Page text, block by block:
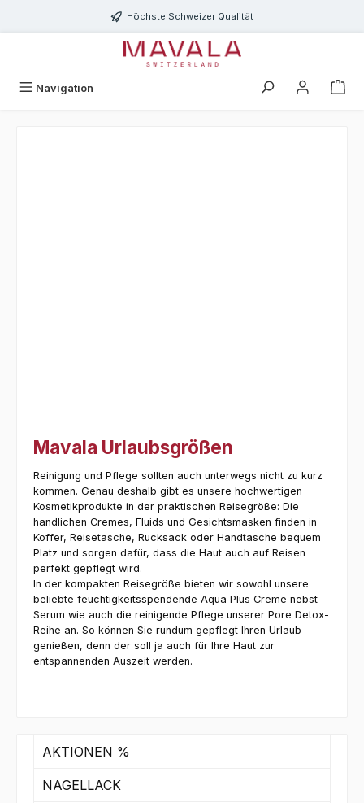
Zum Hauptinhalt springenHöchste Schweizer Qualität
Navigation
Mavala Urlaubsgrößen
Reinigung und Pflege sollten auch unterwegs nicht zu kurz
kommen. Genau deshalb gibt es unsere hochwertigen
Kosmetikprodukte in der praktischen Reisegröße: Die
handlichen Cremes, Fluids und Gesichtsmasken finden in
Koffer, Reisetasche, Rucksack oder Handtasche bequem
Platz und sorgen dafür, dass die Haut auch auf Reisen
perfekt gepflegt wird.
In der kompakten Reisegröße bieten wir sowohl unsere
beliebte feuchtigkeitsspendende Aqua Plus Creme nebst
Serum wie auch die reinigende Pflege unserer Pore Detox-
Reihe an. So können Sie rundum gepflegt Ihren Urlaub
genießen, denn der soll ja auch für Ihre Haut zur
entspannenden Auszeit werden.
AKTIONEN %
NAGELLACK